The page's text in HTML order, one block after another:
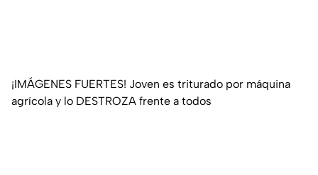
¡IMÁGENES FUERTES! Joven es triturado por máquina
agrícola y lo DESTROZA frente a todos